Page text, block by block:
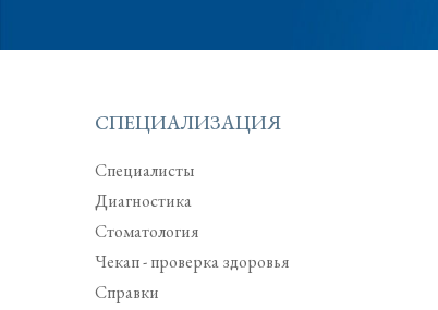
СПЕЦИАЛИЗАЦИЯ
Специалисты
Диагностика
Стоматология
Чекап - проверка здоровья
Справки